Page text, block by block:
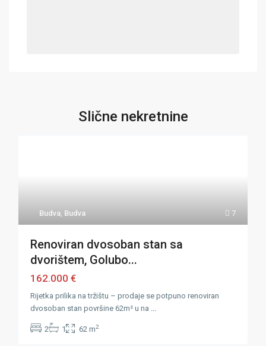
Slične nekretnine
7
Budva, Budva
Renoviran dvosoban stan sa
dvorištem, Golubo...
162.000 €
Rijetka prilika na tržištu – prodaje se potpuno renoviran
dvosoban stan površine 62m² u na ...
2 1 62 m2